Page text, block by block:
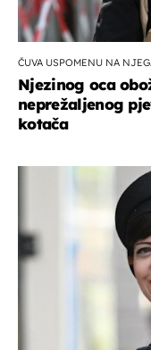
ČUVA USPOMENU NA
Njezinog oca
neprežaljenog
kotača